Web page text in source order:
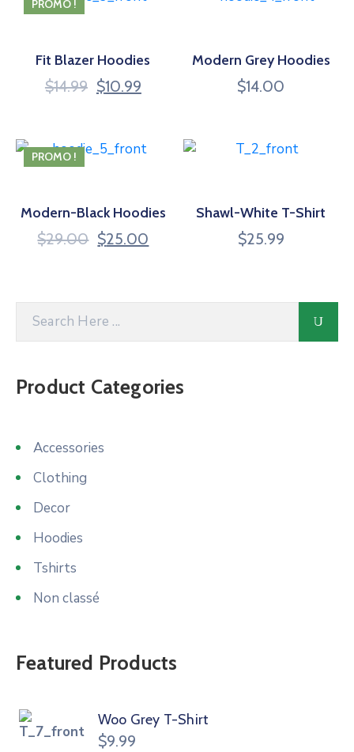
PROMO !
Fit Blazer Hoodies
$14.99 Le
était :
$10.99Le
est :
Modern Grey Hoodies
$14.00
PROMO !
Modern-Black Hoodies
$29.00 Le
était :
$29.00.
$25.00
est :
Shawl-White T-Shirt
$25.99
Product Categories
Accessories
Clothing
Decor
Hoodies
Tshirts
Non classé
Featured Products
Woo Grey T-Shirt
$9.99